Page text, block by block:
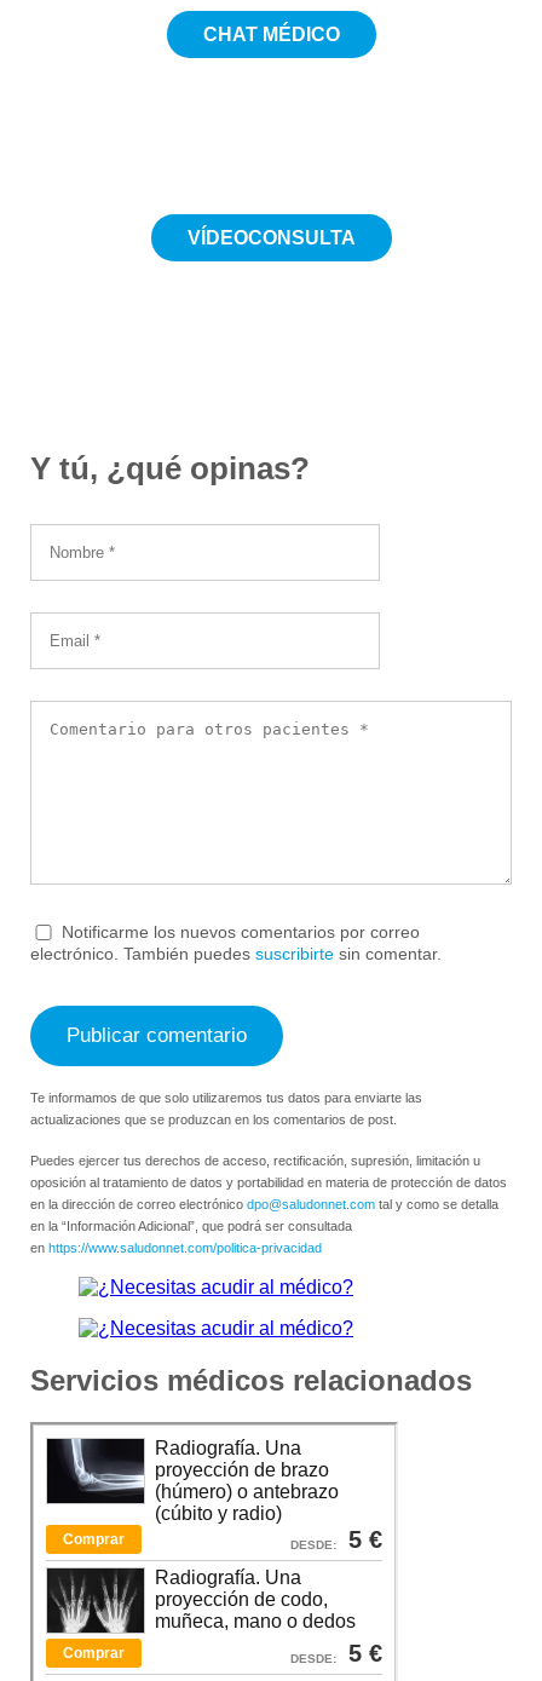
CHAT MÉDICO
VÍDEOCONSULTA
Y tú, ¿qué opinas?
Notificarme los nuevos comentarios por correo
electrónico. También puedes suscribirte sin comentar.
Te informamos de que solo utilizaremos tus datos para enviarte las
actualizaciones que se produzcan en los comentarios de post.
Puedes ejercer tus derechos de acceso, rectificación, supresión, limitación u
oposición al tratamiento de datos y portabilidad en materia de protección de datos
en la dirección de correo electrónico dpo@saludonnet.com tal y como se detalla
en la “Información Adicional”, que podrá ser consultada
en https://www.saludonnet.com/politica-privacidad
Servicios médicos relacionados